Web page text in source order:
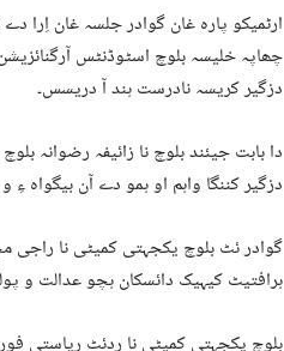
ارٹمیکو پارہ غان گوادر جلسہ غان اِرا
چھاپہ خلیسہ بلوچ اسٹوڈنٹس
دزگیر کریسہ نادرست ہند آ دریسس۔
دا بابت جیئند بلوچ نا زائیفہ رضوانہ
دزگیر کننگا واہم او ہمو دے آن بیگواہ ءِ و
گوادر ئٹ بلوچ یکجہتی کمیٹی نا راجی
ہرافتیٹ کیہیک دائسکان ہچو عدالت و
بلوچ یکجہتی کمیٹی نا ردئٹ ریاستی